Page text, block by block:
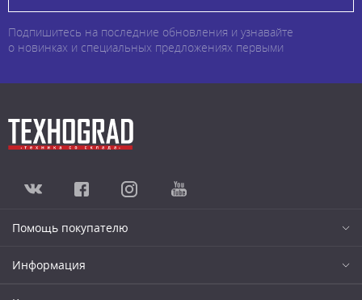
Подпишитесь на последние обновления и узнавайте
о новинках и специальных предложениях первыми
Помощь покупателю
Информация